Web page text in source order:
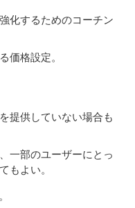
化するためのコーチン
価格設定。
提供していない場合も
一部のユーザーにとっ
もよい。